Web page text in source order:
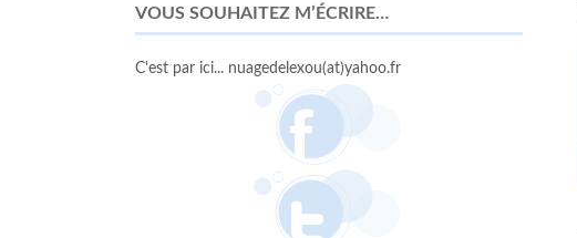
VOUS SOUHAITEZ M’ÉCRIRE…
C'est par ici... nuagedelexou(at)yahoo.fr